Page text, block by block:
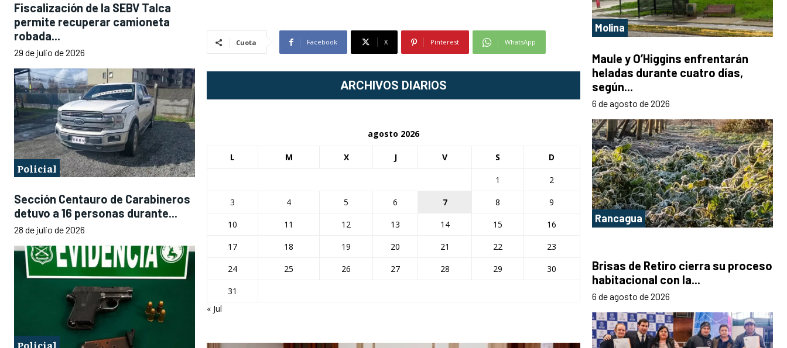
Fiscalización de la SEBV Talca
permite recuperar camioneta
robada...
29 de julio de 2026
Policial
Sección Centauro de Carabineros
detuvo a 16 personas durante...
28 de julio de 2026
Policial
Cuota Facebook X Pinterest WhatsApp
ARCHIVOS DIARIOS
agosto 2026
L M X J V S D
1
2
3
4 5 6 7 8
9
10
11 12 13 14 15
16
17
18 19 20 21 22
23
24
25 26 27 28 29
30
31
« Jul
Molina
Maule y O’Higgins enfrentarán
heladas durante cuatro días,
según...
6 de agosto de 2026
Rancagua
Brisas de Retiro cierra su proceso
habitacional con la...
6 de agosto de 2026